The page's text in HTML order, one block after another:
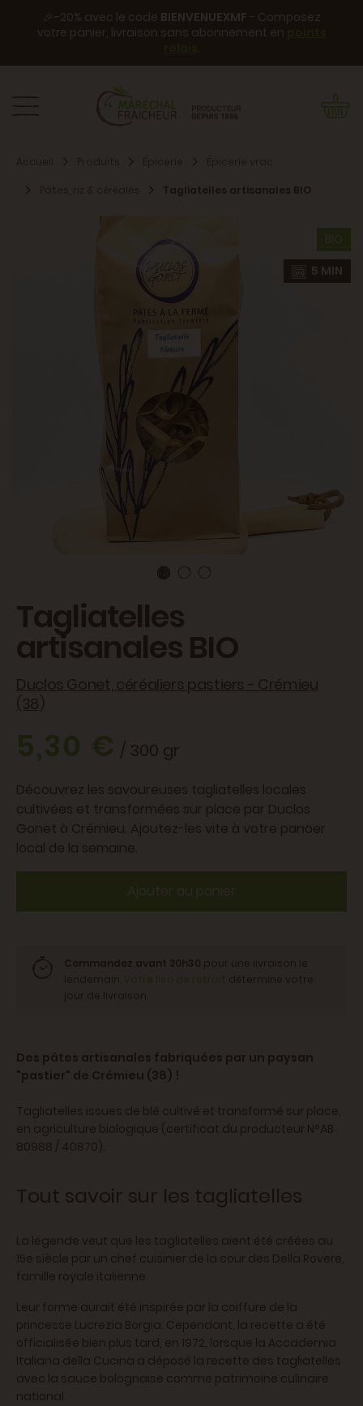
🎉-20% avec le code BIENVENUEXMF - Composez
votre panier, livraison sans abonnement en
.
Tagliatelles artisanales BIO
BIO
5 MIN
Tagliatelles
artisanales BIO
Duclos Gonet, céréaliers pastiers - Crémieu
(38)
5,30 €/ 300 gr
Découvrez les savoureuses tagliatelles locales
cultivées et transformées sur place par Duclos
Gonet à Crémieu. Ajoutez-les vite à votre panoer
local de la semaine.
Ajouter au panier
Des pâtes artisanales fabriquées par un paysan
"pastier" de Crémieu (38) !
Tagliatelles issues de blé cultivé et transformé sur place,
en agriculture biologique (certificat du producteur N°AB
80988 / 40870).
Tout savoir sur les tagliatelles
La légende veut que les tagliatelles aient été créées au
15e siècle par un chef cuisinier de la cour des Della Rovere,
famille royale italienne.
Leur forme aurait été inspirée par la coiffure de la
princesse Lucrezia Borgia. Cependant, la recette a été
officialisée bien plus tard, en 1972, lorsque la Accademia
Italiana della Cucina a déposé la recette des tagliatelles
avec la sauce bolognaise comme patrimoine culinaire
national.